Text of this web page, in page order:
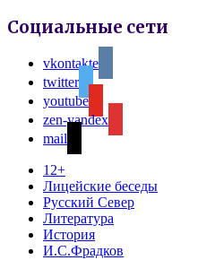
Социальные сети
vkontakte
twitter
youtube
zen-yandex
mail
12+
Лицейские беседы
Русский Север
Литература
История
И.С.Фрадков